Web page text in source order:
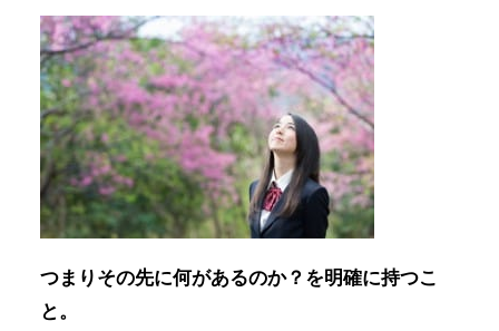
つまりその先に何があるのか？を明確に持つこ
と。